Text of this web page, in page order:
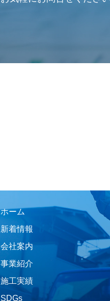
ホーム
新着情報
会社案内
事業紹介
施工実績
SDGs